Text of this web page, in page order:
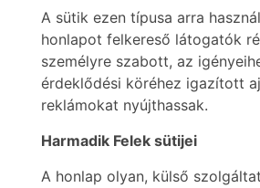
A sütik ezen típusa arra
honlapot felkereső látogatók
személyre szabott, az
érdeklődési köréhez igazított
reklámokat nyújthassak.
Harmadik Felek sütijei
A honlap olyan, külső